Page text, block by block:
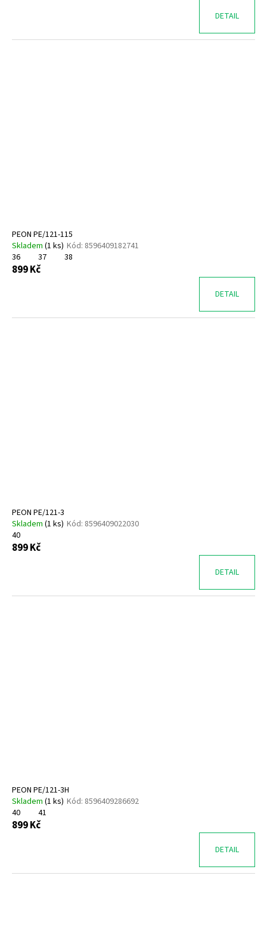
DETAIL
PEON PE/121-115
Skladem (1 ks) Kód: 8596409182741
36
37 38
899 Kč
DETAIL
PEON PE/121-3
Skladem (1 ks) Kód: 8596409022030
40
899 Kč
DETAIL
PEON PE/121-3H
Skladem (1 ks) Kód: 8596409286692
40
41
899 Kč
DETAIL